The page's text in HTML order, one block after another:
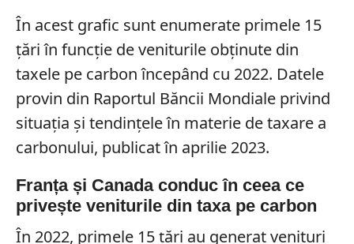
În acest grafic sunt enumerate primele 15
țări în funcție de veniturile obținute din
taxele pe carbon începând cu 2022. Datele
provin din Raportul Băncii Mondiale privind
situația și tendințele în materie de taxare a
carbonului, publicat în aprilie 2023.
Franța și Canada conduc în ceea ce
privește veniturile din taxa pe carbon
În 2022, primele 15 țări au generat venituri